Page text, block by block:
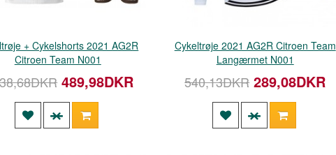
+ Cykelshorts 2021 AG2R
Citroen Team N001
489,98DKR
Cykeltrøje 2021 AG2R Citroen Team
Langærmet N001
540,13DKR 289,08DKR